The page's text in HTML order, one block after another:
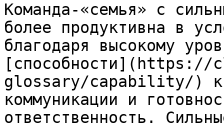
Команда-«семья» с
более продуктивна в
благодаря высокому
glossary/capability/) к
коммуникации и
ответственность.